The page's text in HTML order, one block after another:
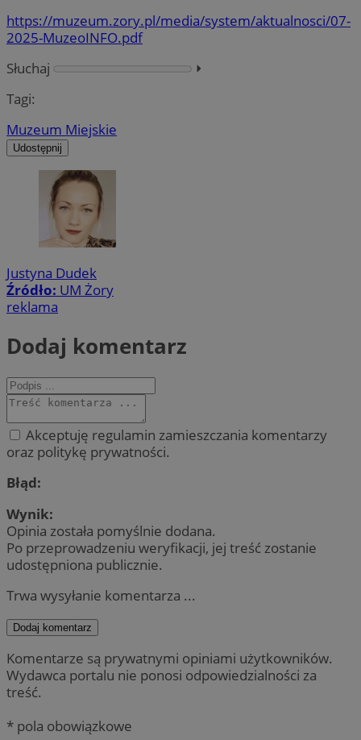
https://muzeum.zory.pl/media/system/aktualnosci/07-
2025-MuzeoINFO.pdf
Słuchaj
⏵︎
Tagi:
Muzeum Miejskie
Udostępnij
Justyna Dudek
Źródło: UM Żory
reklama
Dodaj komentarz
Akceptuję regulamin zamieszczania komentarzy
oraz politykę prywatności.
Błąd:
Wynik:
Opinia została pomyślnie dodana.
Po przeprowadzeniu weryfikacji, jej treść zostanie
udostępniona publicznie.
Trwa wysyłanie komentarza ...
Dodaj komentarz
Komentarze są prywatnymi opiniami użytkowników.
Wydawca portalu nie ponosi odpowiedzialności za
treść.
* pola obowiązkowe